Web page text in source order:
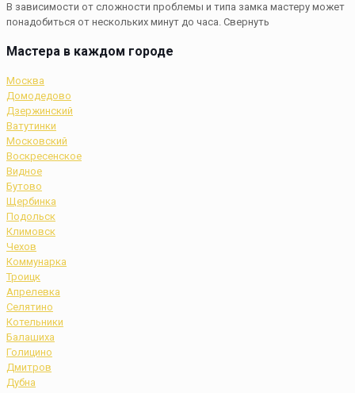
В зависимости от сложности проблемы и типа замка мастеру может
понадобиться от нескольких минут до часа. Свернуть
Мастера в каждом городе
Москва
Домодедово
Дзержинский
Ватутинки
Московский
Воскресенское
Видное
Бутово
Щербинка
Подольск
Климовск
Чехов
Коммунарка
Троицк
Апрелевка
Селятино
Котельники
Балашиха
Голицино
Дмитров
Дубна